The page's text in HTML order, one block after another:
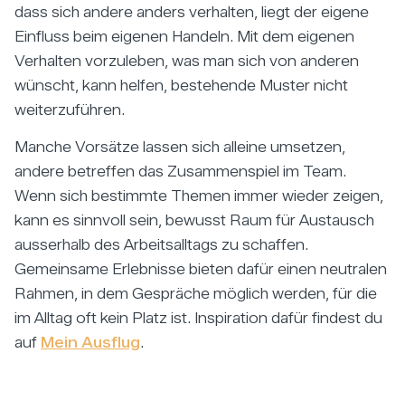
dass sich andere anders verhalten, liegt der eigene
Einfluss beim eigenen Handeln. Mit dem eigenen
Verhalten vorzuleben, was man sich von anderen
wünscht, kann helfen, bestehende Muster nicht
weiterzuführen.
Manche Vorsätze lassen sich alleine umsetzen,
andere betreffen das Zusammenspiel im Team.
Wenn sich bestimmte Themen immer wieder zeigen,
kann es sinnvoll sein, bewusst Raum für Austausch
ausserhalb des Arbeitsalltags zu schaffen.
Gemeinsame Erlebnisse bieten dafür einen neutralen
Rahmen, in dem Gespräche möglich werden, für die
im Alltag oft kein Platz ist. Inspiration dafür findest du
auf Mein Ausflug.